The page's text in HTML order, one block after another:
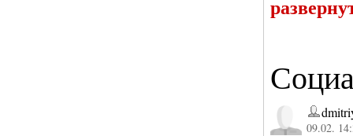
09.02.